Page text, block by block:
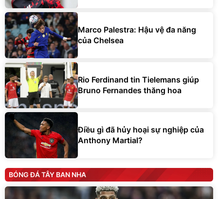
Marco Palestra: Hậu vệ đa năng
của Chelsea
Rio Ferdinand tin Tielemans giúp
Bruno Fernandes thăng hoa
Điều gì đã hủy hoại sự nghiệp của
Anthony Martial?
BÓNG ĐÁ TÂY BAN NHA